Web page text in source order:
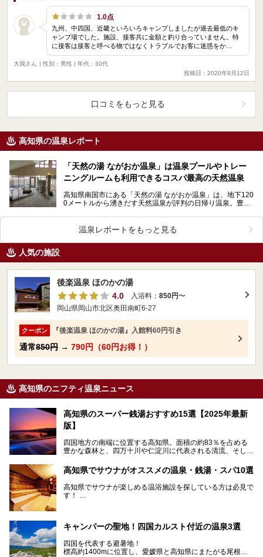
1.0点
九州、中四国、近畿といろいろキャンプしましたが過去最低のキ
ャンプ場でした。施設、接客共に金額と釣り合っていません。特
に接客は接客と呼べる物ではなくトラブルでお客に迷惑をか…
大我さん
| 性別：男性 | 年代：30代
投稿日：2020年9月12日
口コミをもっと見る
高知県の温泉レポート
「天然の湯 ながおか温泉」は温泉プールやトレー
ニングルームも利用できるコスパ最高の天然温泉
高知県南国市にある「天然の湯 ながおか温泉」は、地下120
0メートルから湧きだす天然温泉が評判の日帰り温泉。豊富
温泉レポートをもっと見る
人気の施設
後楽温泉 ほのかの湯
4.0
入浴料： 850円〜
岡山県岡山市北区奥田南町6-27
クーポン 『後楽温泉 ほのかの湯』入館料60円引き
通常850円 → 790円（60円お得！）
高知県のニフティ温泉ニュース
高知県のスーパー銭湯おすすめ15選【2025年最新
版】
四国地方の南端に位置する高知県。面積の約83％を占める
豊かな森林と、四万十川や仁淀川に代表される清流、そして
魅力がぎゅっと詰まった県です。
高知県はまた、カツオのたたきをはじめとする海産物や清流
で育つ川魚、大皿にごちそうがどっさり盛られた皿鉢料理、
柚子などの柑橘類、地酒といったグルメが充実していること
でも知られます。ここでは、温泉とあわせて自然の景観やグ
高知県でサウナがオススメの温泉・銭湯・スパ10選
高知県でサウナが楽しめる温浴施設を探している方は必見で
す！
ぜひこれを読んで高知のサウナ探しの参考してくださいね！
キャンパーの聖地！四国カルスト付近の温泉3選
四国を代表する避暑地！
標高約1400mに位置し、愛媛県と高知県にまたがる尾根沿